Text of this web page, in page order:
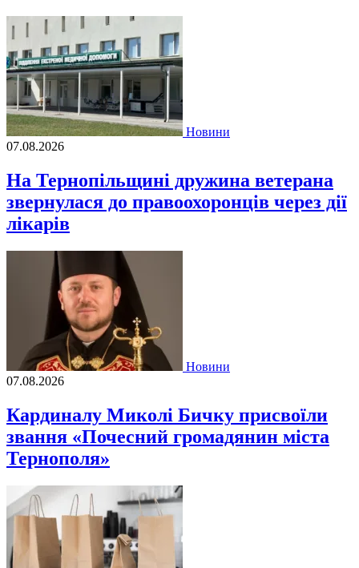
Новини
07.08.2026
На Тернопільщині дружина ветерана
звернулася до правоохоронців через дії
лікарів
Новини
07.08.2026
Кардиналу Миколі Бичку присвоїли
звання «Почесний громадянин міста
Тернополя»